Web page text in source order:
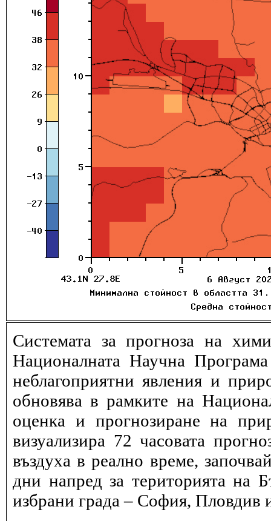
Системата за прогноза на
Националната Научна
неблагоприятни явления и
обновява в рамките на
оценка и прогнозиране на
визуализира 72 часовата
въздуха в реално време,
дни напред за територията на
избрани града – София, Пловдив